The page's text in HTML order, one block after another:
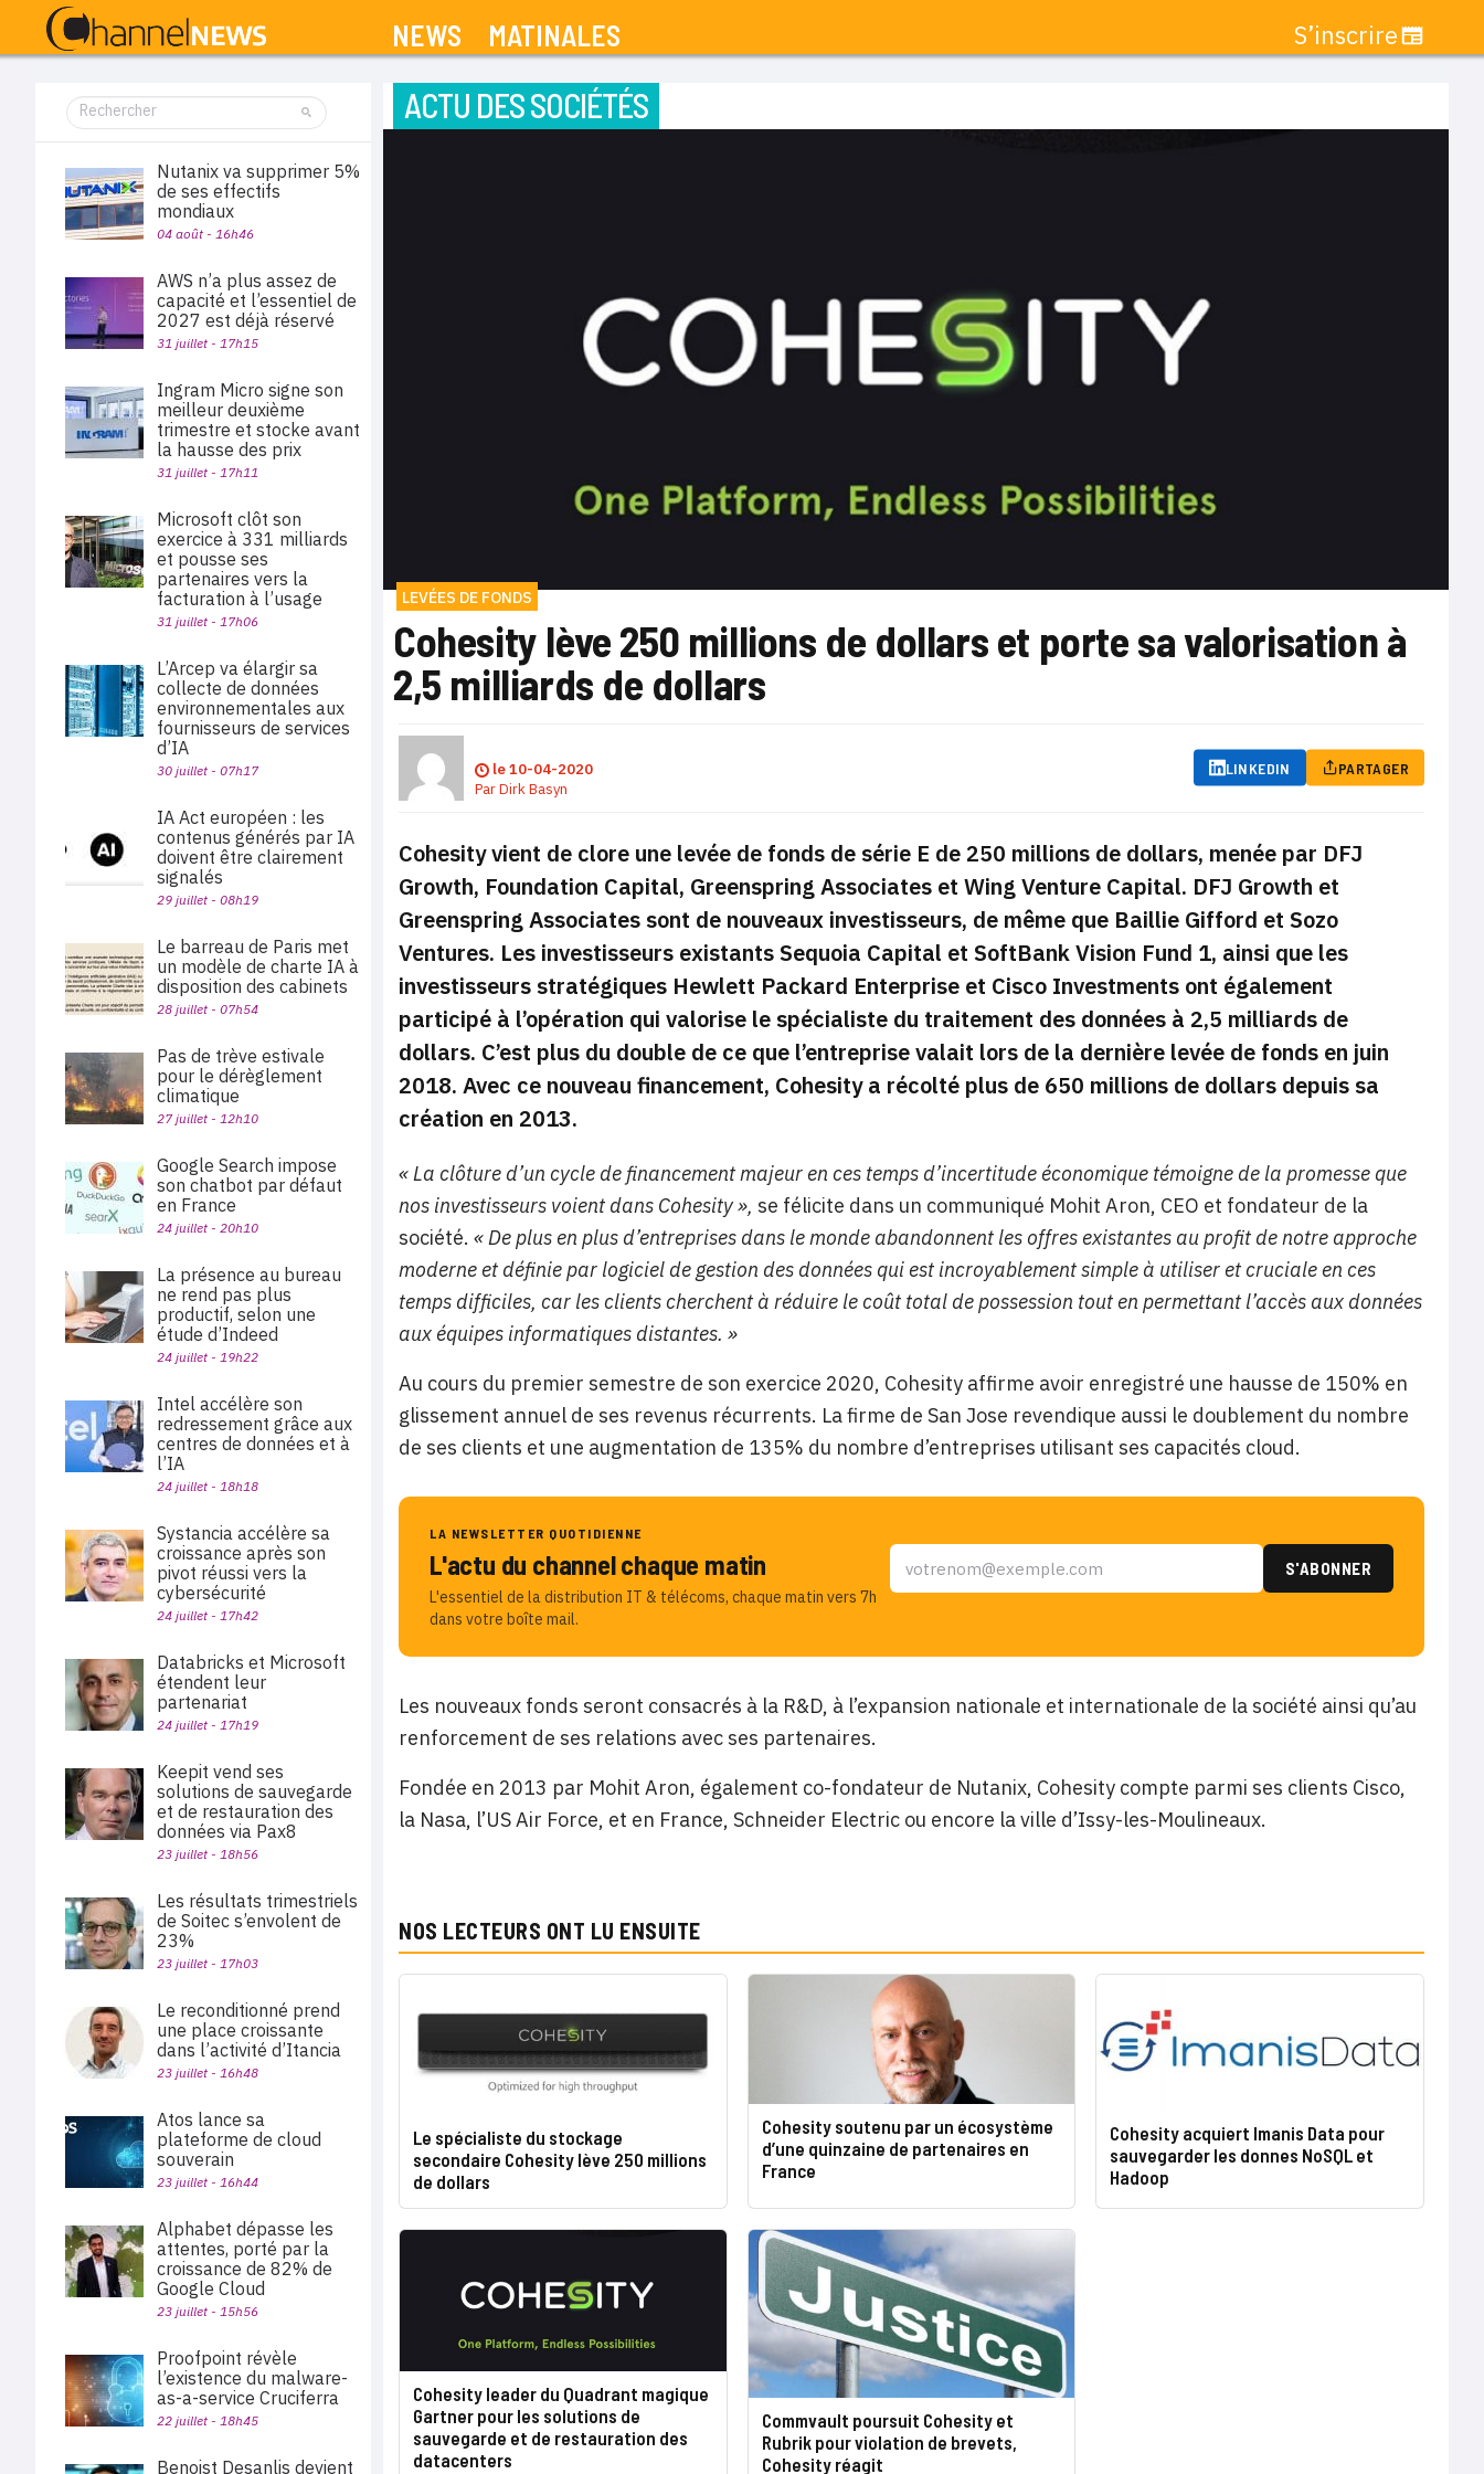
NEWS MATINALES S’inscrire
ACTU DES SOCIÉTÉS
LEVÉES DE FONDS
Cohesity lève 250 millions de dollars et porte sa valorisation à
2,5 milliards de dollars
le10-04-2020
ParDirk Basyn
LINKEDIN PARTAGER
Cohesity vient de clore une levée de fonds de série E de 250 millions de dollars, menée par DFJ
Growth, Foundation Capital, Greenspring Associates et Wing Venture Capital. DFJ Growth et
Greenspring Associates sont de nouveaux investisseurs, de même que Baillie Gifford et Sozo
Ventures. Les investisseurs existants Sequoia Capital et SoftBank Vision Fund 1, ainsi que les
investisseurs stratégiques Hewlett Packard Enterprise et Cisco Investments ont également
participé à l’opération qui valorise le spécialiste du traitement des données à 2,5 milliards de
dollars. C’est plus du double de ce que l’entreprise valait lors de la dernière levée de fonds en juin
2018. Avec ce nouveau financement, Cohesity a récolté plus de 650 millions de dollars depuis sa
création en 2013.
« La clôture d’un cycle de financement majeur en ces temps d’incertitude économique témoigne de la promesse que
nos investisseurs voient dans Cohesity », se félicite dans un communiqué Mohit Aron, CEO et fondateur de la
société. « De plus en plus d’entreprises dans le monde abandonnent les offres existantes au profit de notre approche
moderne et définie par logiciel de gestion des données qui est incroyablement simple à utiliser et cruciale en ces
temps difficiles, car les clients cherchent à réduire le coût total de possession tout en permettant l’accès aux données
aux équipes informatiques distantes. »
Au cours du premier semestre de son exercice 2020, Cohesity affirme avoir enregistré une hausse de 150% en
glissement annuel de ses revenus récurrents. La firme de San Jose revendique aussi le doublement du nombre
de ses clients et une augmentation de 135% du nombre d’entreprises utilisant ses capacités cloud.
LA NEWSLETTER QUOTIDIENNE
L'actu du channel chaque matin
L'essentiel de la distribution IT & télécoms, chaque matin vers 7h
dans votre boîte mail.
Les nouveaux fonds seront consacrés à la R&D, à l’expansion nationale et internationale de la société ainsi qu’au
renforcement de ses relations avec ses partenaires.
Fondée en 2013 par Mohit Aron, également co-fondateur de Nutanix, Cohesity compte parmi ses clients Cisco,
la Nasa, l’US Air Force, et en France, Schneider Electric ou encore la ville d’Issy-les-Moulineaux.
NOS LECTEURS ONT LU ENSUITE
Le spécialiste du stockage
secondaire Cohesity lève 250 millions
de dollars
Cohesity soutenu par un écosystème
d’une quinzaine de partenaires en
France
Cohesity acquiert Imanis Data pour
sauvegarder les donnes NoSQL et
Hadoop
Cohesity leader du Quadrant magique
Gartner pour les solutions de
sauvegarde et de restauration des
datacenters
Commvault poursuit Cohesity et
Rubrik pour violation de brevets,
Cohesity réagit
Nutanix va supprimer 5%
de ses effectifs
mondiaux
04 août - 16h46
AWS n’a plus assez de
capacité et l’essentiel de
2027 est déjà réservé
31 juillet - 17h15
Ingram Micro signe son
meilleur deuxième
trimestre et stocke avant
la hausse des prix
31 juillet - 17h11
Microsoft clôt son
exercice à 331 milliards
et pousse ses
partenaires vers la
facturation à l’usage
31 juillet - 17h06
L’Arcep va élargir sa
collecte de données
environnementales aux
fournisseurs de services
d’IA
30 juillet - 07h17
IA Act européen : les
contenus générés par IA
doivent être clairement
signalés
29 juillet - 08h19
Le barreau de Paris met
un modèle de charte IA à
disposition des cabinets
28 juillet - 07h54
Pas de trève estivale
pour le dérèglement
climatique
27 juillet - 12h10
Google Search impose
son chatbot par défaut
en France
24 juillet - 20h10
La présence au bureau
ne rend pas plus
productif, selon une
étude d’Indeed
24 juillet - 19h22
Intel accélère son
redressement grâce aux
centres de données et à
l’IA
24 juillet - 18h18
Systancia accélère sa
croissance après son
pivot réussi vers la
cybersécurité
24 juillet - 17h42
Databricks et Microsoft
étendent leur
partenariat
24 juillet - 17h19
Keepit vend ses
solutions de sauvegarde
et de restauration des
données via Pax8
23 juillet - 18h56
Les résultats trimestriels
de Soitec s’envolent de
23%
23 juillet - 17h03
Le reconditionné prend
une place croissante
dans l’activité d’Itancia
23 juillet - 16h48
Atos lance sa
plateforme de cloud
souverain
23 juillet - 16h44
Alphabet dépasse les
attentes, porté par la
croissance de 82% de
Google Cloud
23 juillet - 15h56
Proofpoint révèle
l’existence du malware-
as-a-service Cruciferra
22 juillet - 18h45
Benoist Desanlis devient